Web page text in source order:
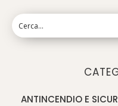
ANTINCENDIO E